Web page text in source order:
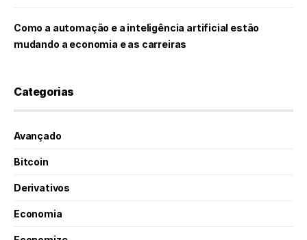
Como a automação e a inteligência artificial estão
mudando a economia e as carreiras
Categorias
Avançado
Bitcoin
Derivativos
Economia